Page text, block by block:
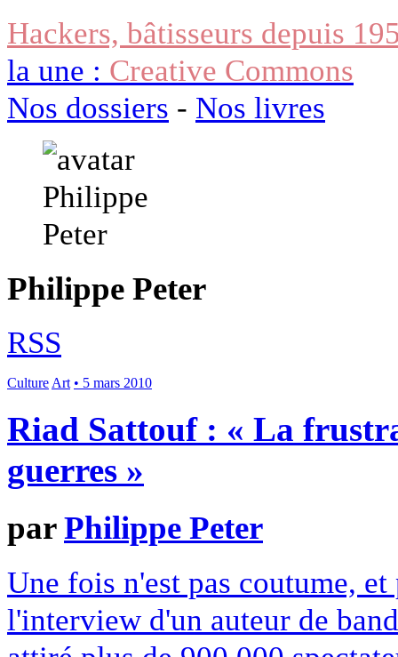
Hackers, bâtisseurs depuis
la une : Creative Commons
Nos dossiers - Nos livres
Philippe Peter
RSS
Culture Art • 5 mars 2010
Riad Sattouf : « La
guerres »
parPhilippe Peter
Une fois n'est pas coutume,
l'interview d'un auteur de